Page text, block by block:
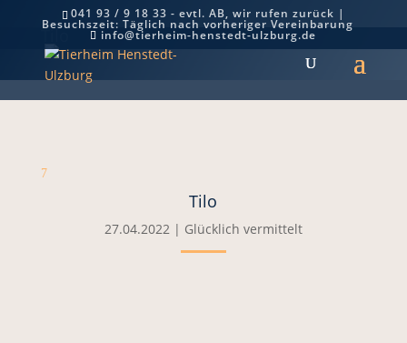
041 93 / 9 18 33 - evtl. AB, wir rufen zurück |
Besuchszeit: Täglich nach vorheriger Vereinbarung
info@tierheim-henstedt-ulzburg.de
Tilo
7
Tilo
27.04.2022| Glücklich vermittelt